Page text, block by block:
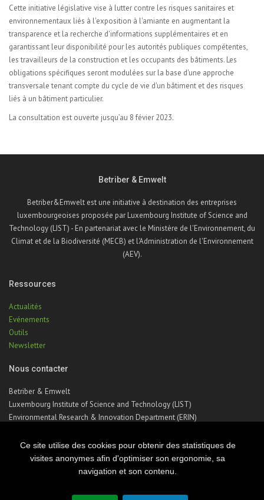
Ce site utilise des cookies pour obtenir des statistiques de
visites anonymes afin d'optimiser son ergonomie, sa
navigation et son contenu.
Cette initiative législative vise à lutter contre les risques sanitaires et
environnementaux liés à l'exposition à l'amiante en augmentant la
transparence et la recherche d'informations supplémentaires et en
garantissant leur disponibilité pour les autorités publiques compétentes,
les travailleurs de la construction et les occupants des bâtiments. Les
obligations spécifiques seront modulées sur la base d'une approche
transversale tenant compte du cycle de vie d'un bâtiment et des risques
liés à un bâtiment particulier.
La consultation est ouverte jusqu’au 8 févier 2023.
Betriber & Emwelt
Betriber&Emwelt est une initiative à destination des entreprises
luxembourgeoises proposée par Luxembourg Institute of Science and
Technology (LIST) - En partenariat avec le Ministère de l'Environnement, du
Climat et de la Biodiversité (MECB) et l'Administration de l'Environnement
(AEV).
Ressources
Actualités
Evénements
Outils
Newsletter
Nous contacter
Betriber & Emwelt
Luxembourg Institute of Science and Technology (LIST)
Environmental Research & Innovation Department (ERIN)
Téléphone : +352 275 888 – 1
Email :betriber-emwelt@list.lu
© Copyright 2026 Luxembourg Institute of Science & Technology - LIST